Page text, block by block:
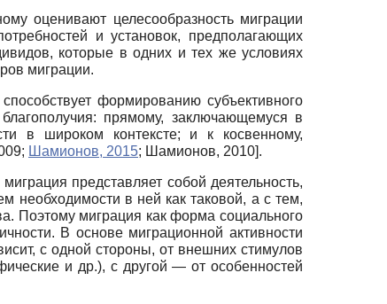
оценивают целесообразность миграции
и установок, предполагающих
которые в одних и тех же условиях
миграции.
формированию субъективного
прямому, заключающемуся в
в широком контексте; и к косвенному,
; Шамионов, 2015; Шамионов, 2010].
представляет собой деятельность,
необходимости в ней как таковой, а с тем,
Поэтому миграция как форма социального
В основе миграционной активности
с одной стороны, от внешних стимулов
и др.), с другой — от особенностей